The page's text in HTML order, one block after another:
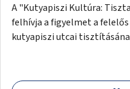
A "Kutyapiszi Kultúra:
felhívja a figyelmet a
kutyapiszi utcai
palack vízzel öblítsék le